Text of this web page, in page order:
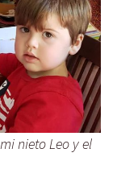
nieto Leo y el